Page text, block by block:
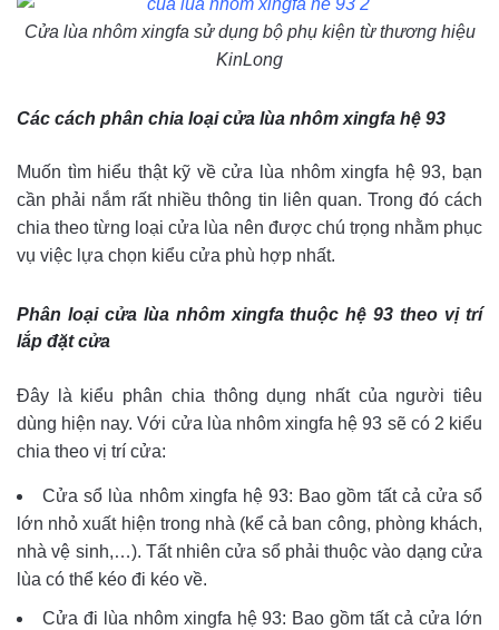
Cửa lùa nhôm xingfa sử dụng bộ phụ kiện từ thương hiệu
KinLong
Các cách phân chia loại cửa lùa nhôm xingfa hệ 93
Muốn tìm hiểu thật kỹ về cửa lùa nhôm xingfa hệ 93, bạn
cần phải nắm rất nhiều thông tin liên quan. Trong đó cách
chia theo từng loại cửa lùa nên được chú trọng nhằm phục
vụ việc lựa chọn kiểu cửa phù hợp nhất.
Phân loại cửa lùa nhôm xingfa thuộc hệ 93 theo vị trí
lắp đặt cửa
Đây là kiểu phân chia thông dụng nhất của người tiêu
dùng hiện nay. Với cửa lùa nhôm xingfa hệ 93 sẽ có 2 kiểu
chia theo vị trí cửa:
Cửa sổ lùa nhôm xingfa hệ 93: Bao gồm tất cả cửa sổ
lớn nhỏ xuất hiện trong nhà (kể cả ban công, phòng khách,
nhà vệ sinh,…). Tất nhiên cửa sổ phải thuộc vào dạng cửa
lùa có thể kéo đi kéo về.
Cửa đi lùa nhôm xingfa hệ 93: Bao gồm tất cả cửa lớn